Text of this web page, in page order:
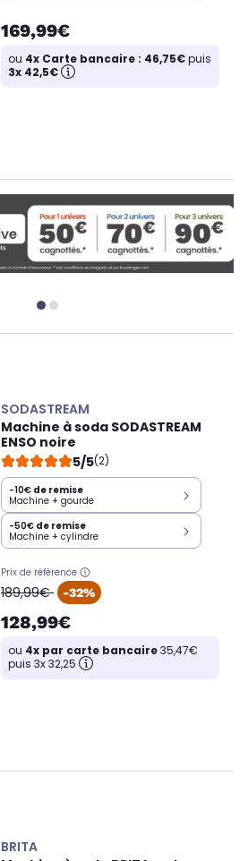
169,99€
ou 4x Carte bancaire : 46,75€puis
3x 42,5€
SODASTREAM
Machine à soda SODASTREAM
ENSO noire
5/5(2)
-10€ de remise
Machine + gourde
-50€ de remise
Machine + cylindre
Prix de référence
oldPrice
189,99€ -32%
128,99€
ou 4x par carte bancaire35,47€
puis 3x 32,25
BRITA